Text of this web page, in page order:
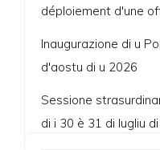
déploiement d'une
Inaugurazione di u
d'aostu di u 2026
Sessione
di i 30 è 31 di lugliu